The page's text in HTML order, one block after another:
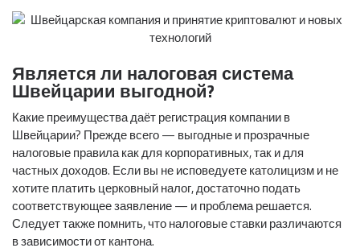
Является ли налоговая система
Швейцарии выгодной?
Какие преимущества даёт регистрация компании в
Швейцарии? Прежде всего — выгодные и прозрачные
налоговые правила как для корпоративных, так и для
частных доходов. Если вы не исповедуете католицизм и не
хотите платить церковный налог, достаточно подать
соответствующее заявление — и проблема решается.
Следует также помнить, что налоговые ставки различаются
в зависимости от кантона.